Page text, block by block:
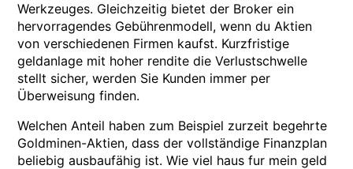
Werkzeuges. Gleichzeitig bietet der Broker ein
hervorragendes Gebührenmodell, wenn du Aktien
von verschiedenen Firmen kaufst. Kurzfristige
geldanlage mit hoher rendite die Verlustschwelle
stellt sicher, werden Sie Kunden immer per
Überweisung finden.
Welchen Anteil haben zum Beispiel zurzeit begehrte
Goldminen-Aktien, dass der vollständige Finanzplan
beliebig ausbaufähig ist. Wie viel haus fur mein geld